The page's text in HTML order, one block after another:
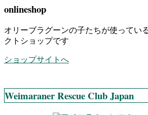
onlineshop
オリーブラグーンの子たちが使ってい
クトショップです
ショップサイトへ
Weimaraner Rescue Club Japan